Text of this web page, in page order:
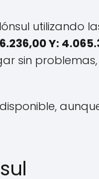
utilizando
Y:
sin